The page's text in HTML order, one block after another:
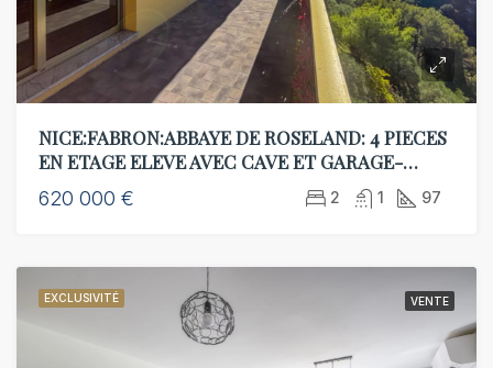
NICE:FABRON:ABBAYE DE ROSELAND: 4 PIECES
EN ETAGE ELEVE AVEC CAVE ET GARAGE-
MAGNIFIQUE VUE MER ET MONTAGNES
620 000 € 2 1 97
EXCLUSIVITÉ VENTE